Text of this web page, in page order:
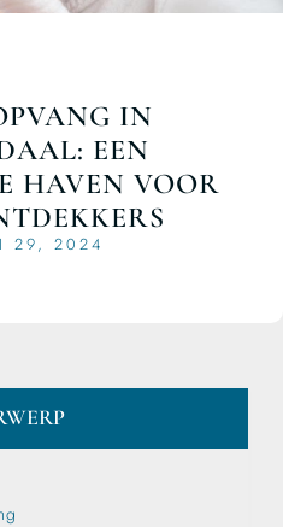
IN
EEN
HAVEN VOOR
29, 2024